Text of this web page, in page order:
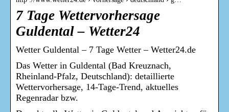
7 Tage Wettervorhersage
Guldental – Wetter24
Wetter Guldental – 7 Tage Wetter – Wetter24.de
Das Wetter in Guldental (Bad Kreuznach,
Rheinland-Pfalz, Deutschland): detaillierte
Wettervorhersage, 14-Tage-Trend, aktuelles
Regenradar bzw.